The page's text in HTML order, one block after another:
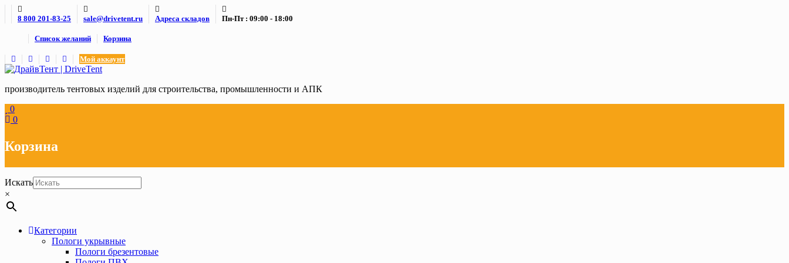
Skip
8 800 201-83-25 sale@drivetent.ru Адреса складов Пн-Пт : 09:00 - 18:00
Список желаний Корзина
Мой аккаунт
производитель тентовых изделий для строительства, промышленности и АПК
0
0
Корзина
Искать
×
Категории
Пологи укрывные
Пологи брезентовые